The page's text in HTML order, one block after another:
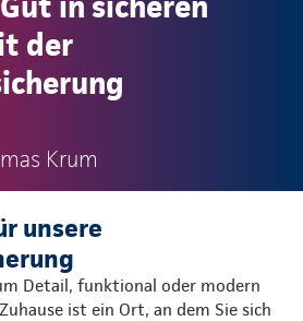
der
Krum
unsere
Detail, funktional oder modern
ist ein Ort, an dem Sie sich